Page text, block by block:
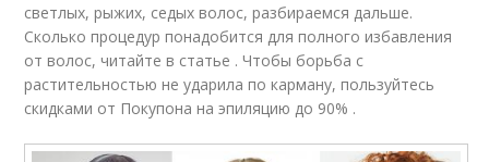
светлых, рыжих, седых волос, разбираемся дальше.
Сколько процедур понадобится для полного избавления
от волос, читайте в статье . Чтобы борьба с
растительностью не ударила по карману, пользуйтесь
скидками от Покупона на эпиляцию до 90% .